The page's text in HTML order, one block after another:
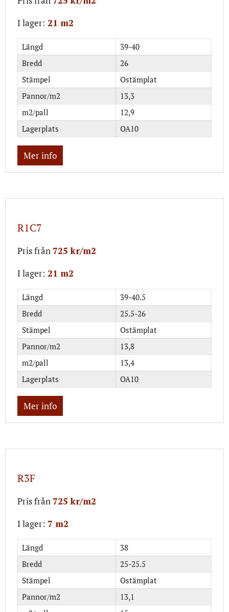
I lager: 21 m2
Längd
39-40
Bredd
26
Stämpel
Ostämplat
Pannor/m2
13,3
m2/pall
12,9
Lagerplats
OA10
Mer info
R1C7
Pris från 725 kr/m2
I lager: 21 m2
Längd
39-40.5
Bredd
25.5-26
Stämpel
Ostämplat
Pannor/m2
13,8
m2/pall
13,4
Lagerplats
OA10
Mer info
R3F
Pris från 725 kr/m2
I lager: 7 m2
Längd
38
Bredd
25-25.5
Stämpel
Ostämplat
Pannor/m2
13,1